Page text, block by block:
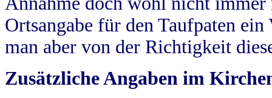
Ortsangabe für den Taufpaten
man aber von der Richtigkeit
Zusätzliche Angaben im